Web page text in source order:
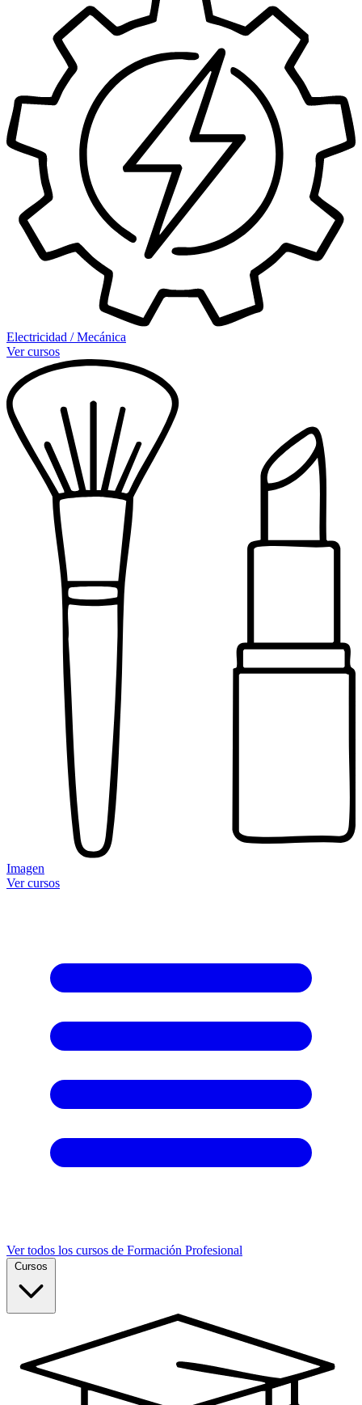
Electricidad / Mecánica
Ver cursos
Imagen
Ver cursos
Ver todos los cursos de Formación Profesional
Cursos